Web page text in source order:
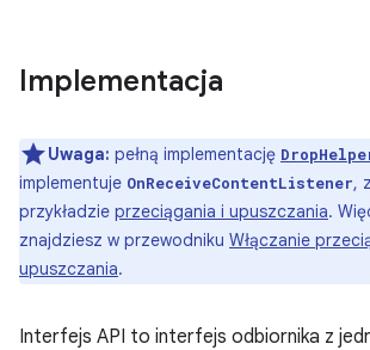
Implementacja
Uwaga: pełną implementację
implementuje OnReceiveContentListener,
przykładzie przeciągania i upuszczania.
znajdziesz w przewodniku Włączanie
upuszczania.
Interfejs API to interfejs odbiornika z